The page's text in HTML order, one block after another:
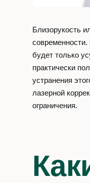
Близорукость
будет только
практически
устранения
лазерной
ограничения.